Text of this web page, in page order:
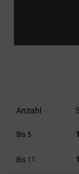
Anzahl
Bis 5
Bis 11